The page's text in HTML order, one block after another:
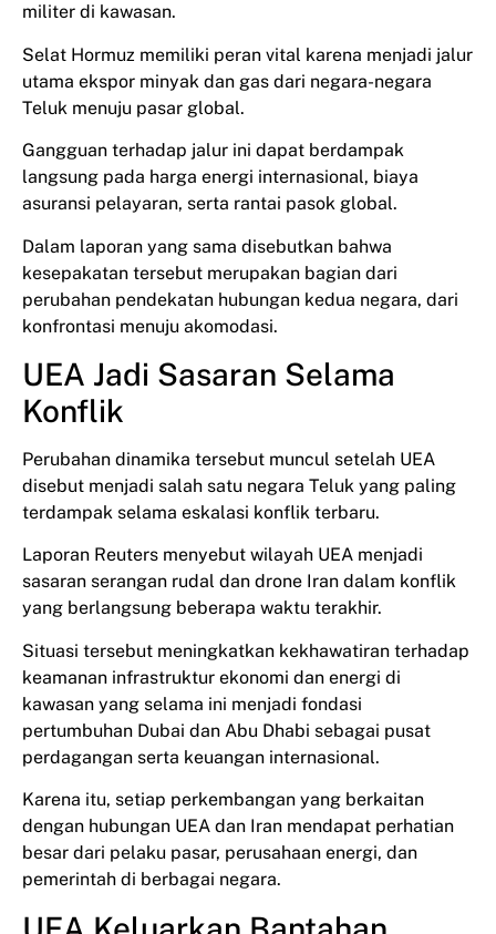
militer di kawasan.
Selat Hormuz memiliki peran vital karena menjadi jalur
utama ekspor minyak dan gas dari negara-negara
Teluk menuju pasar global.
Gangguan terhadap jalur ini dapat berdampak
langsung pada harga energi internasional, biaya
asuransi pelayaran, serta rantai pasok global.
Dalam laporan yang sama disebutkan bahwa
kesepakatan tersebut merupakan bagian dari
perubahan pendekatan hubungan kedua negara, dari
konfrontasi menuju akomodasi.
UEA Jadi Sasaran Selama
Konflik
Perubahan dinamika tersebut muncul setelah UEA
disebut menjadi salah satu negara Teluk yang paling
terdampak selama eskalasi konflik terbaru.
Laporan Reuters menyebut wilayah UEA menjadi
sasaran serangan rudal dan drone Iran dalam konflik
yang berlangsung beberapa waktu terakhir.
Situasi tersebut meningkatkan kekhawatiran terhadap
keamanan infrastruktur ekonomi dan energi di
kawasan yang selama ini menjadi fondasi
pertumbuhan Dubai dan Abu Dhabi sebagai pusat
perdagangan serta keuangan internasional.
Karena itu, setiap perkembangan yang berkaitan
dengan hubungan UEA dan Iran mendapat perhatian
besar dari pelaku pasar, perusahaan energi, dan
pemerintah di berbagai negara.